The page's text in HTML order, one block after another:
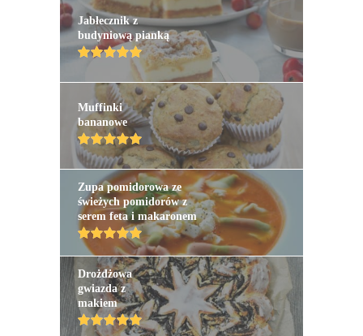
Jabłecznik z
budyniową pianką
Muffinki
bananowe
Zupa pomidorowa ze
świeżych pomidorów z
serem feta i makaronem
Drożdżowa
gwiazda z
makiem